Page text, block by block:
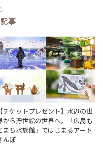
事
【チケットプレゼント】水辺の世
から浮世絵の世界へ。「広島も
まち水族館」ではじまるアート
んぽ